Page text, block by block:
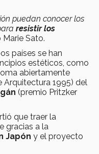
puedan conocer los
resistir los
Sato.
países se han
estéticos, como
abiertamente
Arquitectura 1995) del
(premio Pritzker
que traer la
gracias a la
Japón y el proyecto